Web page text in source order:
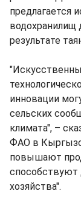
предлагается
водохранилищ
результате
инновации
сельских
климата", –
ФАО в
повышают
способствуют
хозяйства".